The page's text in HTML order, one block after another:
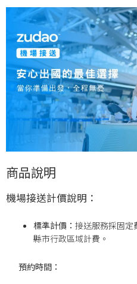
商品說明
機場接送計價說明：
標準計價：接送服務採固定
縣市行政區域計費。
預約時間：